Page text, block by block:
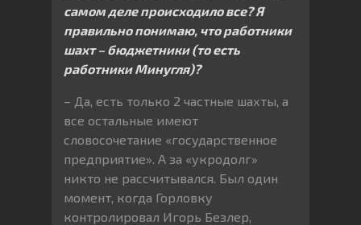
самом деле происходило все? Я
правильно понимаю, что работники
шахт – бюджетники (то есть
работники Минугля)?
– Да, есть только 2 частные шахты, а
все остальные имеют
словосочетание «государственное
предприятие». А за «укродолг»
никто не рассчитывался. Был один
момент, когда Горловку
контролировал Игорь Безлер,